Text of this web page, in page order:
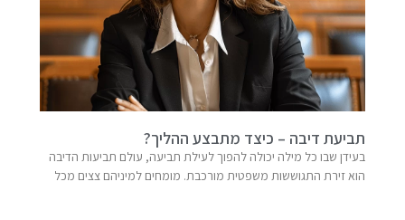
תביעת דיבה – כיצד מתבצע ההליך?
בעידן שבו כל מילה יכולה להפוך לעילת תביעה, עולם תביעות הדיבה
הוא זירת התגוששות משפטית מורכבת. מומחים למיניהם צצים מכל